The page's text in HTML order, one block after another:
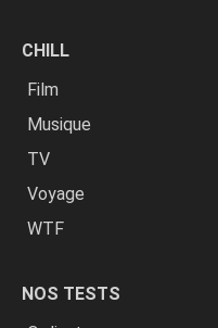
CHILL
Film
Musique
TV
Voyage
WTF
NOS TESTS